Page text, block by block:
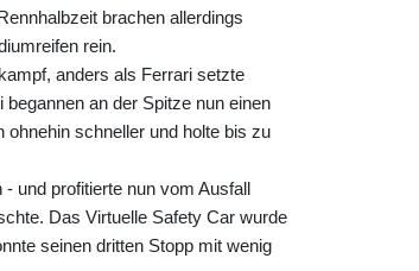
brachen allerdings
rein.
anders als Ferrari setzte
an der Spitze nun einen
schneller und holte bis zu
und profitierte nun vom Ausfall
Das Virtuelle Safety Car wurde
seinen dritten Stopp mit wenig